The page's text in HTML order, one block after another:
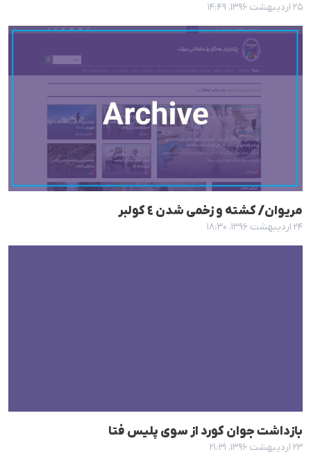
۲۵ اردیبهشت ۱۳۹۶، ۱۴:۴۹
مریوان/ کشتە و زخمی شدن ٤ کولبر
۲۴ اردیبهشت ۱۳۹۶، ۱۸:۳۰
بازداشت جوان کورد از سوی پلیس فتا
۲۳ اردیبهشت ۱۳۹۶، ۲۱:۳۱